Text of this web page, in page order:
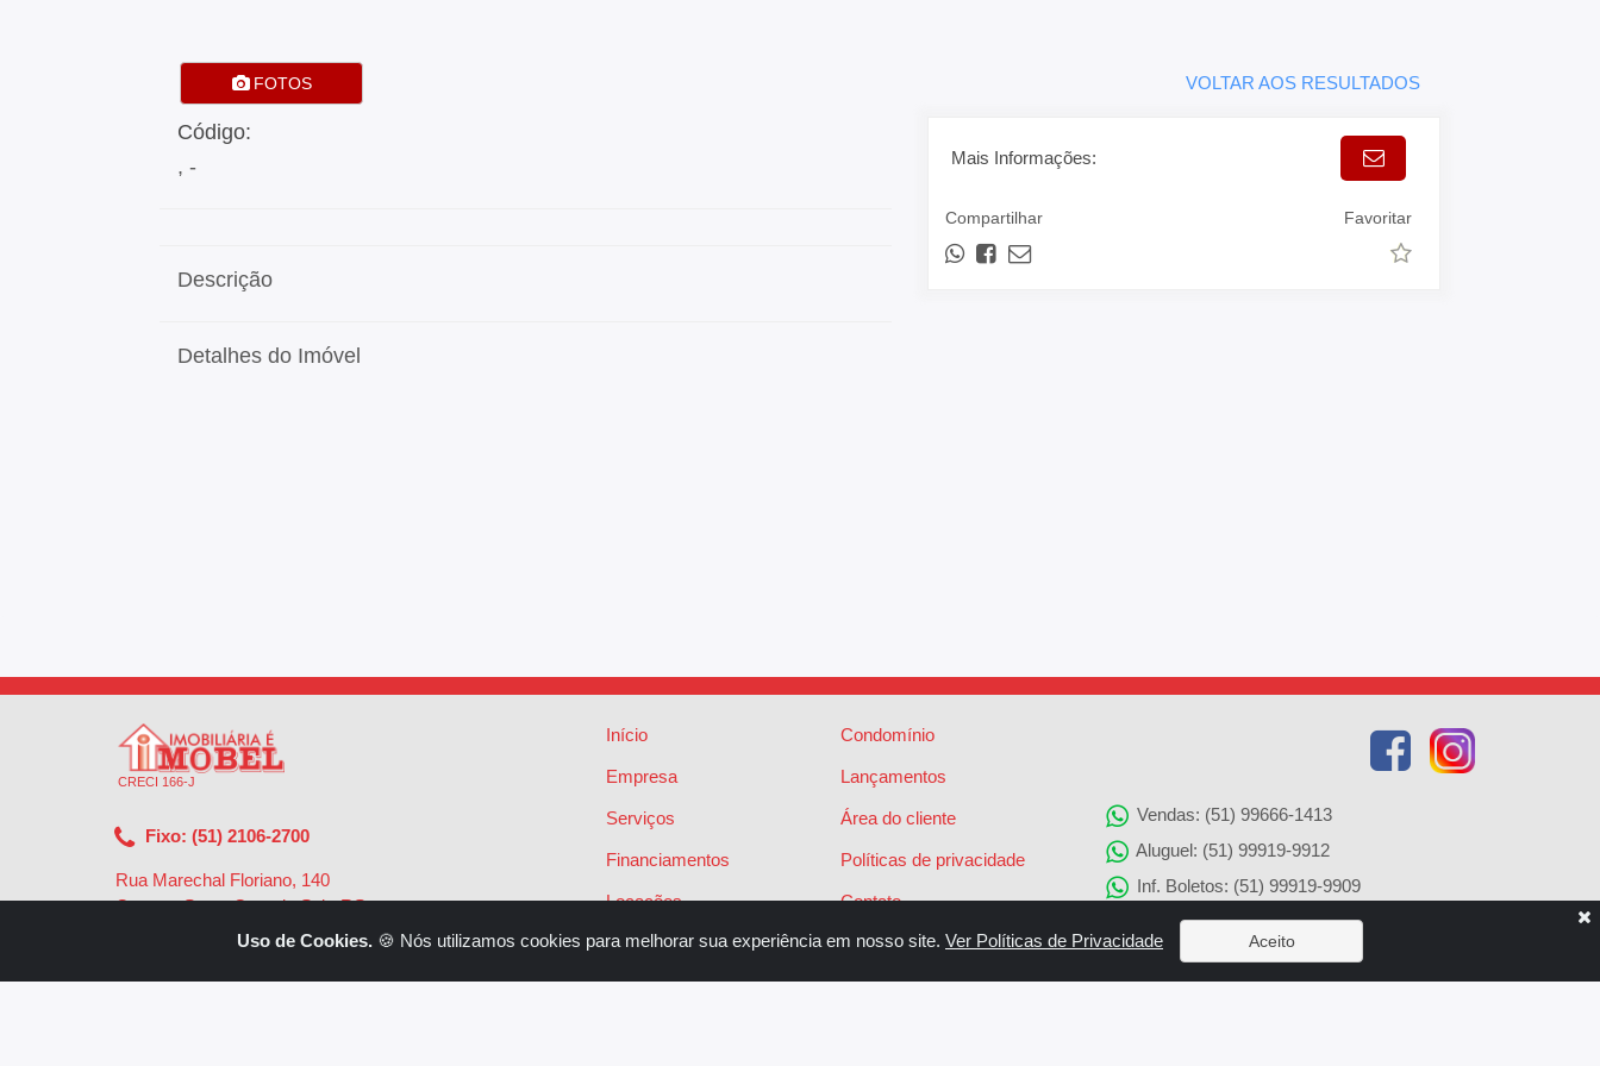
FOTOS VOLTAR AOS RESULTADOS
Código:
, -
Descrição
Detalhes do Imóvel
Mais Informações:
Compartilhar Favoritar
CRECI 166-J
Fixo: (51) 2106-2700
Rua Marechal Floriano, 140
Centro - Santa Cruz do Sul - RS -
Início
Empresa
Serviços
Financiamentos
Locações
Vendas
Condomínio
Lançamentos
Área do cliente
Políticas de privacidade
Contato
Vendas: (51) 99666-1413
Aluguel: (51) 99919-9912
Inf. Boletos: (51) 99919-9909
Agenciamento de Imóveis: (51) 99919-9905
Solicitação de Reparos: (51) 99919-9907
Uso de Cookies. 🍪 Nós utilizamos cookies para melhorar sua experiência em nosso site. Ver Políticas de Privacidade Aceito